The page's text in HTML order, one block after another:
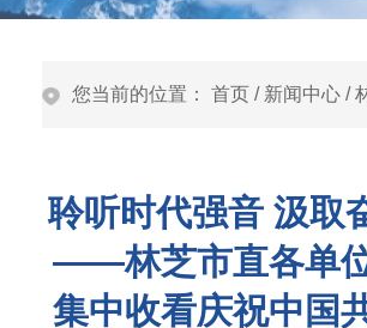
您当前的位置： 首页 / 新闻中心 /
聆听时代强音 汲取
——林芝市直各单
集中收看庆祝中国